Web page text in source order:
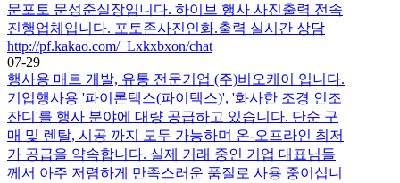
문포토 문성준실장입니다. 하이브 행사 사진출력 전속
진행업체입니다. 포토존사진인화.출력 실시간 상담
http://pf.kakao.com/_Lxkxbxon/chat
07-29
행사용 매트 개발, 유통 전문기업 (주)비오케이 입니다.
기업행사용 '파이론텍스(파이텍스)', '화사한 조경 인조
잔디'를 행사 분야에 대량 공급하고 있습니다. 단순 구
매 및 렌탈, 시공 까지 모두 가능하며 온-오프라인 최저
가 공급을 약속합니다. 실제 거래 중인 기업 대표님들
께서 아주 저렴하게 만족스러운 품질로 사용 중이십니